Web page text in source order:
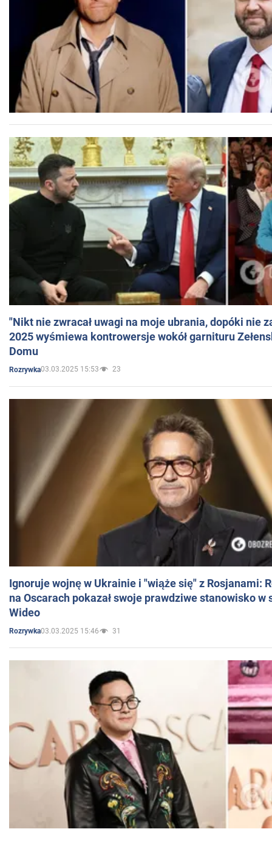
"Nikt nie zwracał uwagi na moje ubrania, dopóki nie
2025 wyśmiewa kontrowersje wokół garnituru
Domu
Rozrywka03.03.2025 15:53 23
Ignoruje wojnę w Ukrainie i "wiąże się" z Rosjanami:
na Oscarach pokazał swoje prawdziwe stanowisko w
Wideo
Rozrywka03.03.2025 15:46 31